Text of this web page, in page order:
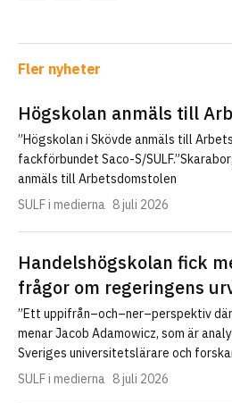
Fler nyheter
Högskolan anmäls till
”Högskolan i Skövde anmäls till
fackförbundet Saco-S/
anmäls till Arbetsdomstolen
SULF i medierna 8 juli 2026
Handelshögskolan fick
frågor om regeringens
”Ett uppifrån–och–ner–perspektiv
menar Jacob Adamowicz, som är
Sveriges universitetslärare och
SULF i medierna 8 juli 2026